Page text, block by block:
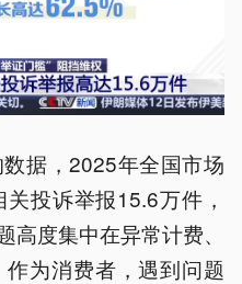
据，2025年全国市场
投诉举报15.6万件，
度集中在异常计费、
为消费者，遇到问题